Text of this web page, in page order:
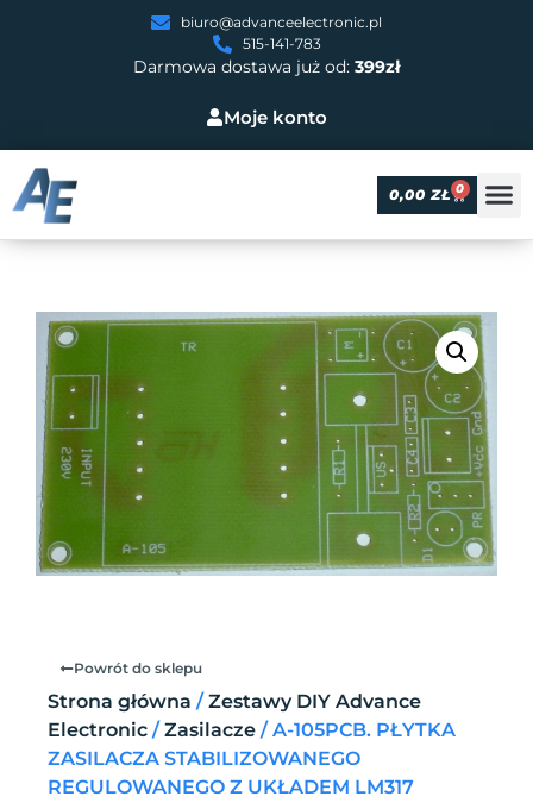
Moje konto
Darmowa dostawa już od: 399zł
biuro@advanceelectronic.pl
515-141-783
0,00 ZŁ 0
Powrót do sklepu
Strona główna / Zestawy DIY Advance
Electronic / Zasilacze / A-105PCB. PŁYTKA
ZASILACZA STABILIZOWANEGO
REGULOWANEGO Z UKŁADEM LM317